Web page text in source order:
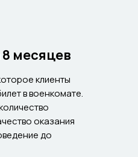
8 месяцев
клиенты
в военкомате.
оказания
до